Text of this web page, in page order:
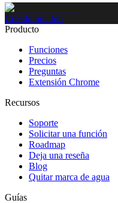
Creado por Jon
Producto
Funciones
Precios
Preguntas
Extensión Chrome
Recursos
Soporte
Solicitar una función
Roadmap
Deja una reseña
Blog
Quitar marca de agua
Guías